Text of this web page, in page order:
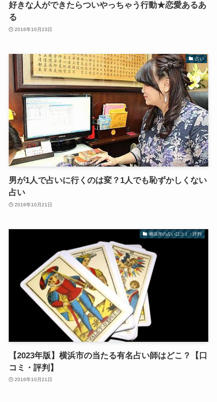
好きな人ができたらついやっちゃう行動★恋愛あるあ
る
2016年10月23日
占い
男が1人で占いに行くのは変？1人でも恥ずかしくない
占い
2016年10月21日
横浜市の占い口コミ・評判
【2023年版】横浜市の当たる有名占い師はどこ？【口
コミ・評判】
2016年10月21日